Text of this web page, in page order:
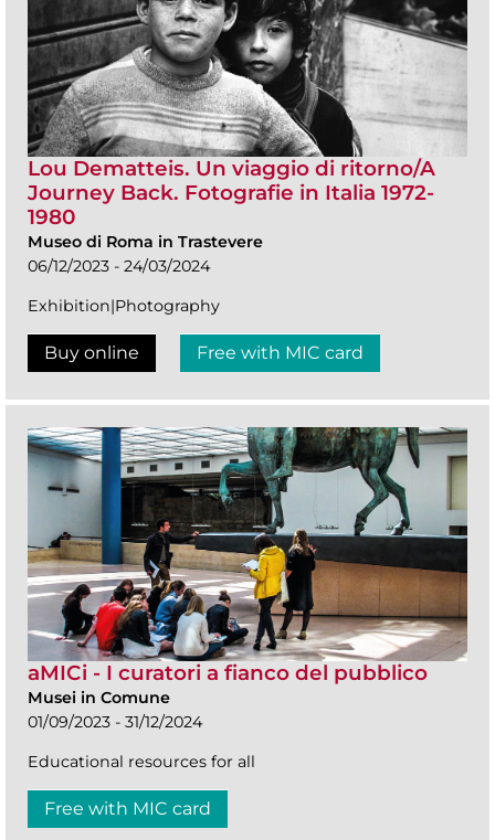
Lou Dematteis. Un viaggio di ritorno/A
Journey Back. Fotografie in Italia 1972-
1980
Museo di Roma in Trastevere
06/12/2023 - 24/03/2024
Exhibition|Photography
Buy online Free with MIC card
aMICi - I curatori a fianco del pubblico
Musei in Comune
01/09/2023 - 31/12/2024
Educational resources for all
Free with MIC card